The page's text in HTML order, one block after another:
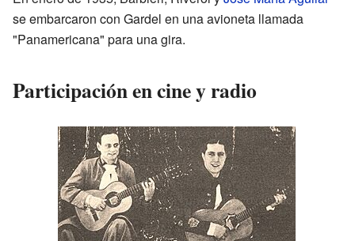
se embarcaron con Gardel en una avioneta llamada
"Panamericana" para una gira.
Participación en cine y radio